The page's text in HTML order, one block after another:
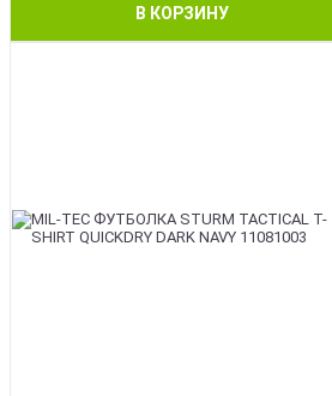
В КОРЗИНУ